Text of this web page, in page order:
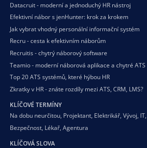
Datacruit - moderní a jednoduchý HR nástroj
Efektivní nábor s jenHunter: krok za krokem
Jak vybrat vhodný personální informační systém
Recru - cesta k efektivním náborům
Recruitis - chytrý náborový software
Teamio - moderní náborová aplikace a chytré ATS
Top 20 ATS systémů, které hýbou HR
Zkratky v HR - znáte rozdíly mezi ATS, CRM, LMS?
KLÍČOVÉ TERMÍNY
Na dobu neurčitou, Projektant, Elektrikář, Vývoj, IT,
Bezpečnost, Lékař, Agentura
KLÍČOVÁ SLOVA